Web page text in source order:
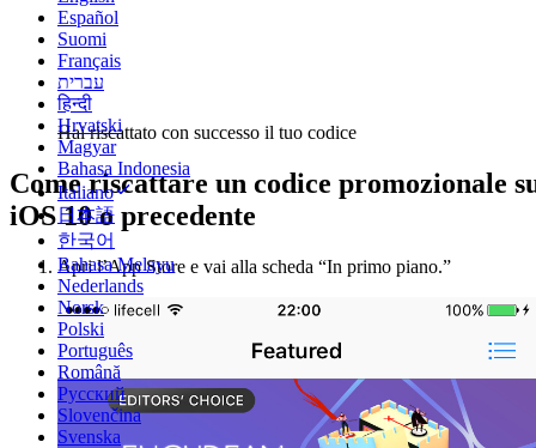
Español
Suomi
Français
עברית
हिन्दी
Hrvatski
Magyar
Bahasa Indonesia
Italiano
日本語
한국어
Bahasa Melayu
Nederlands
Norsk
Polski
Português
Română
Русский
Slovenčina
Svenska
Hai riscattato con successo il tuo codice
Come riscattare un codice promozionale
iOS 10 o precedente
Apri l’App Store e vai alla scheda “In primo piano.”